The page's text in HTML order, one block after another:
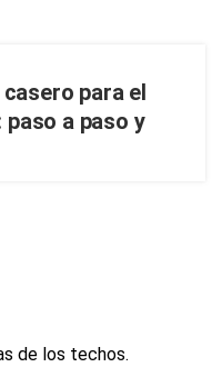
para el
a paso y